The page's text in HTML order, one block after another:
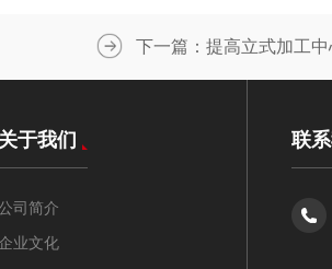
下一篇： 提高立式加工
联
关于我们
司简介
业文化